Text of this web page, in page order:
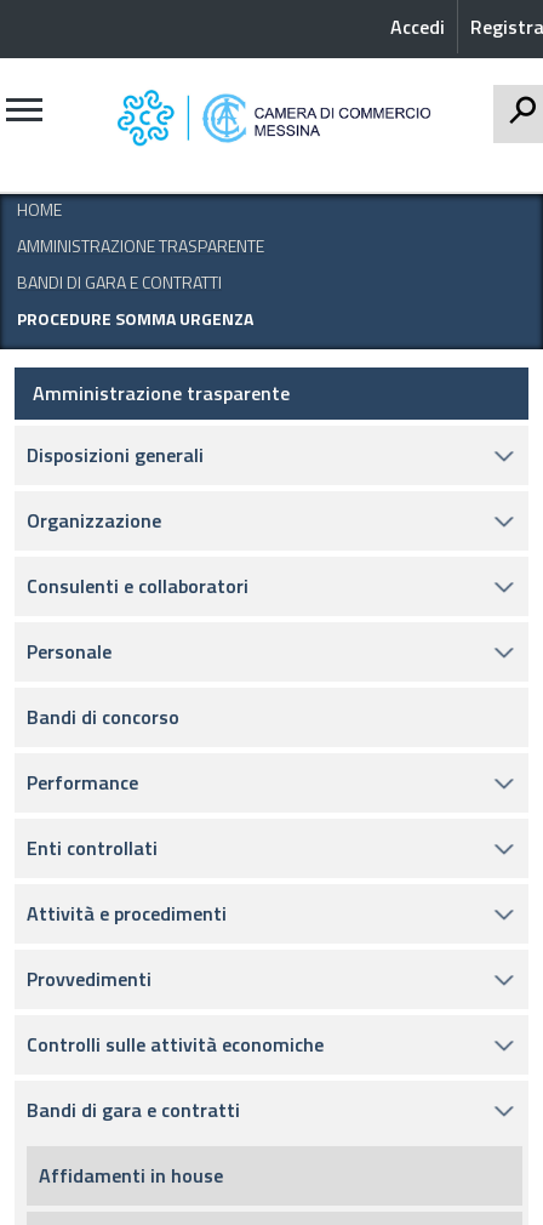
Accedi
HOME
AMMINISTRAZIONE TRASPARENTE
BANDI DI GARA E CONTRATTI
PROCEDURE SOMMA URGENZA
Amministrazione trasparente
Disposizioni generali
Organizzazione
Consulenti e collaboratori
Personale
Bandi di concorso
Performance
Enti controllati
Attività e procedimenti
Provvedimenti
Controlli sulle attività economiche
Bandi di gara e contratti
Affidamenti in house